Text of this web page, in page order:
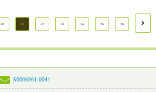
20 21 22 23 24 25 26
S0006961-0041